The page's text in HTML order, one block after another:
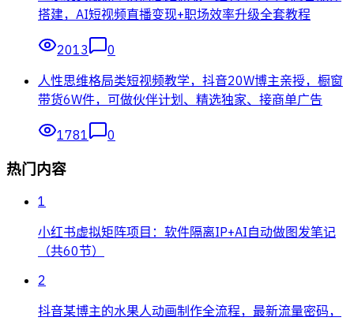
搭建，AI短视频直播变现+职场效率升级全套教程
2013
0
人性思维格局类短视频教学，抖音20W博主亲授，橱窗
带货6W件，可做伙伴计划、精选独家、接商单广告
1781 0
热门内容
1
小红书虚拟矩阵项目：软件隔离IP+AI自动做图发笔记
（共60节）
2
抖音某博主的水果人动画制作全流程，最新流量密码，